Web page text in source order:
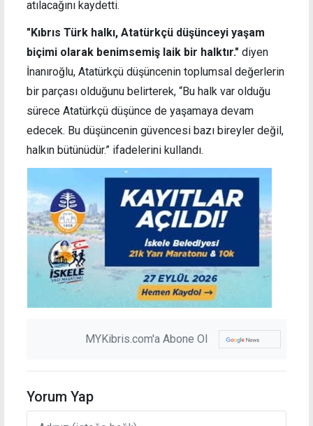
atılacağını kaydetti.
"Kıbrıs Türk halkı, Atatürkçü düşünceyi yaşam
biçimi olarak benimsemiş laik bir halktır." diyen
İnanıroğlu, Atatürkçü düşüncenin toplumsal değerlerin
bir parçası olduğunu belirterek, “Bu halk var olduğu
sürece Atatürkçü düşünce de yaşamaya devam
edecek. Bu düşüncenin güvencesi bazı bireyler değil,
halkın bütünüdür.” ifadelerini kullandı.
MYKibris.com'a Abone Ol
Yorum Yap